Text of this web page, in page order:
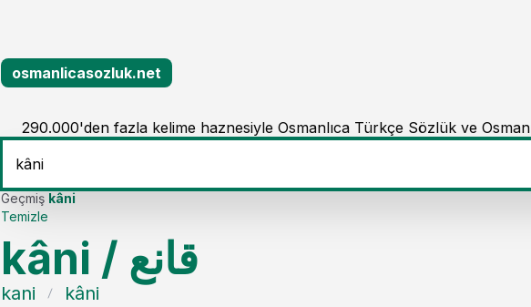
osmanlicasozluk.net
290.000'den fazla kelime haznesiyle Osmanlıca Türkçe Sözlük ve
Geçmiş
Temizle
kâni
kâni / قانع
kani
kâni